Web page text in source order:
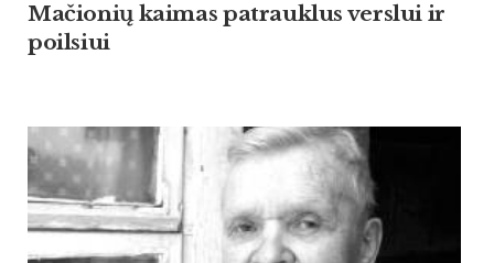
Mačionių kaimas patrauklus verslui ir
poilsiui